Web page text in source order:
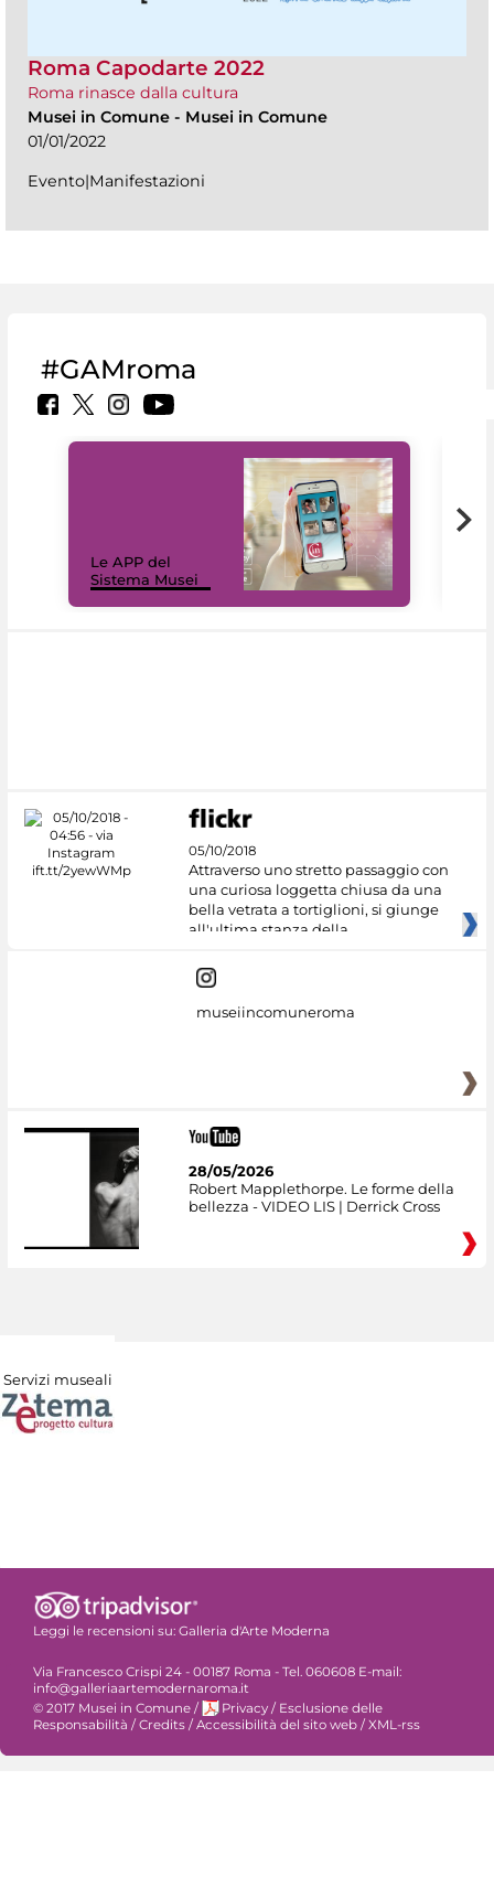
Roma Capodarte 2022
Roma rinasce dalla cultura
Musei in Comune - Musei in Comune
01/01/2022
Evento|Manifestazioni
#GAMroma
Le APP del
Sistema Musei
05/10/2018
Attraverso uno stretto passaggio con
una curiosa loggetta chiusa da una
bella vetrata a tortiglioni, si giunge
all'ultima stanza della
museiincomuneroma
28/05/2026
Robert Mapplethorpe. Le forme della
bellezza - VIDEO LIS | Derrick Cross
Servizi museali
Leggi le recensioni su: Galleria d'Arte Moderna
Via Francesco Crispi 24 - 00187 Roma - Tel. 060608 E-mail:
info@galleriaartemodernaroma.it
© 2017 Musei in Comune / Privacy / Esclusione delle
Responsabilità / Credits / Accessibilità del sito web / XML-rss